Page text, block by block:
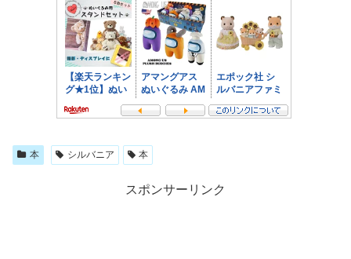
本 シルバニア 本
スポンサーリンク